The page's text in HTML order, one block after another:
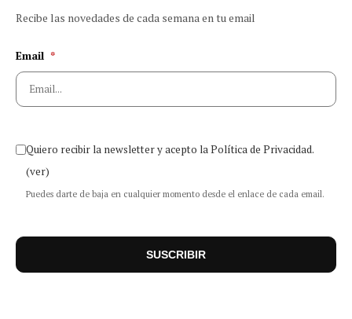
Recibe las novedades de cada semana en tu email
Email *
Quiero recibir la newsletter y acepto la Política de Privacidad.
(ver)
Puedes darte de baja en cualquier momento desde el enlace de cada email.